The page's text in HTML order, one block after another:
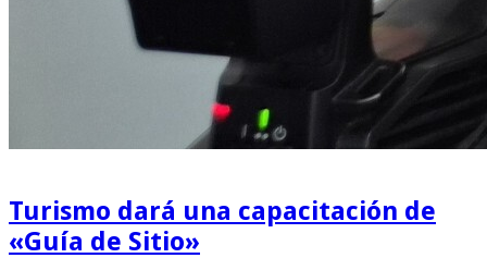
Turismo dará una capacitación de
«Guía de Sitio»